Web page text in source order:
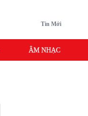
Tin Mới
ÂM NHẠC